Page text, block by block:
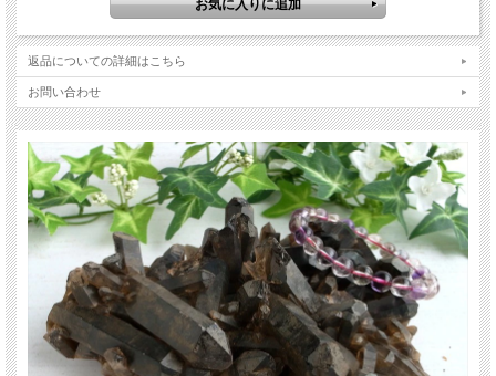
お買い得価格での提供ですので、ぜひお早めにお求めください！
【意味合い・云われ・伝承等】
最強の魔除け・邪気払いの石
モリオンは数ある石の中でも最も強力な邪気払い、魔除けの石の一つといわれて
います。
ご注意事項
※1点物のため、現物の商品を撮影しております。
※梱包には万全を期しますが、商品の特性上、配達時に少々かけることがありま
す。ご了承下さい。
※出来る限り自然な色みになるよう撮影を心がけておりますが、お使いのディス
プレイ環境によって表示される色みに差が出る場合があります。 ご了承くださ
天然石ですので多少の傷、クラックはあります。宜しくお願い致します。
最後にあなたに幸福が訪れますように(*^_^*)
※レビューは前回仕入れのものです、画像は今回仕入れの商品を現品撮影してい
返品についての詳細はこちら
お問い合わせ